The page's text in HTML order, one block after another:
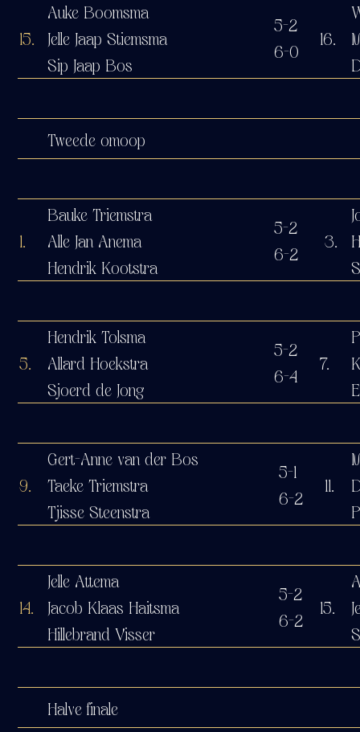
15.
Auke Boomsma
Jelle Jaap Stiemsma
Sip Jaap Bos
5-2
6-0
16.
Tweede omoop
1.
Bauke Triemstra
Alle Jan Anema
Hendrik Kootstra
5-2
6-2
3.
5.
Hendrik Tolsma
Allard Hoekstra
Sjoerd de Jong
5-2
6-4
7.
9.
Gert-Anne van der Bos
Taeke Triemstra
Tjisse Steenstra
5-1
6-2
11.
14.
Jelle Attema
Jacob Klaas Haitsma
Hillebrand Visser
5-2
6-2
15.
Halve finale